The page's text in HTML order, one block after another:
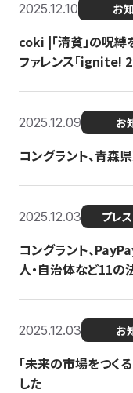
2025.12.10 お
coki |「清貧」の呪
ファレンス「ignite!
2025.12.09 お
コングラント、青森
2025.12.03 プレ
コングラント、
人・自治体など11
2025.12.03 お
「未来の市場をつく
した